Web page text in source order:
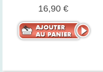
16,90 €